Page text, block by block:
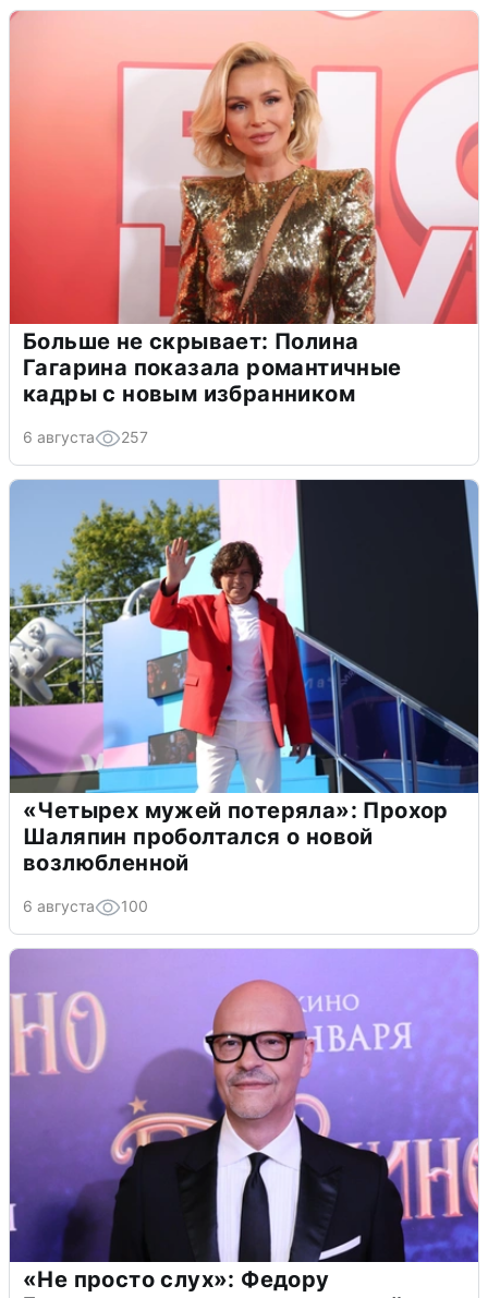
Больше не скрывает: Полина
Гагарина показала романтичные
кадры с новым избранником
6 августа 257
«Четырех мужей потеряла»: Прохор
Шаляпин проболтался о новой
возлюбленной
6 августа 100
«Не просто слух»: Федору